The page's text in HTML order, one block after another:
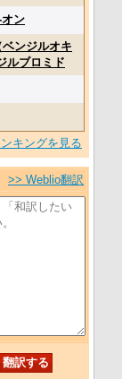
オン
ベンジルオキ
ルブロミド
キングを見る
>> Weblio翻訳